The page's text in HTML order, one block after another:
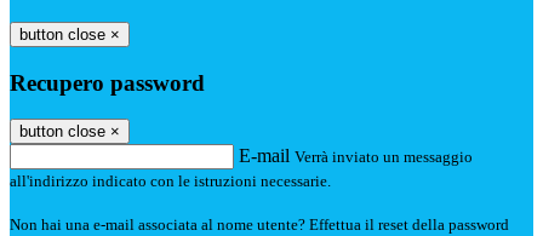
button close ×
Recupero password
button close ×
E-mail Verrà inviato un messaggio
all'indirizzo indicato con le istruzioni necessarie.
Non hai una e-mail associata al nome utente? Effettua il reset della password